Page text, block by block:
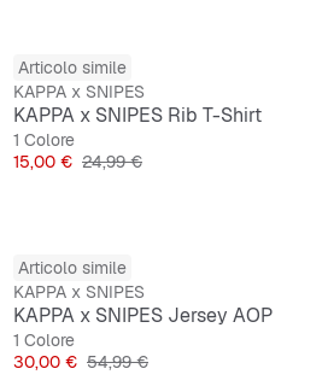
Articolo simile
KAPPA x SNIPES
KAPPA x SNIPES Rib T-Shirt
1 Colore
Prezzo
15,00 € Prezzo originale
24,99 €
Articolo simile
KAPPA x SNIPES
KAPPA x SNIPES Jersey AOP
1 Colore
Prezzo
30,00 € Prezzo originale
54,99 €